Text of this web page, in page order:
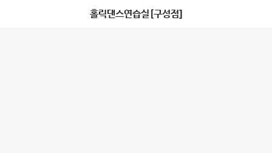
홀릭댄스연습실[구성점]